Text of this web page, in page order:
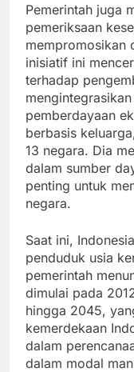
Pemerintah juga
pemeriksaan
mempromosikan
inisiatif ini
terhadap
pemberdayaan
berbasis
13 negara. Dia
dalam sumber
penting untuk
negara.
Saat ini,
penduduk usia
pemerintah
dimulai pada
hingga 2045,
kemerdekaan
dalam
dalam modal